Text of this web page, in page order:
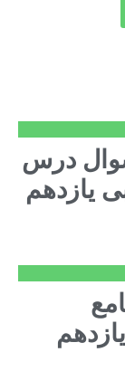
درس
یازدهم